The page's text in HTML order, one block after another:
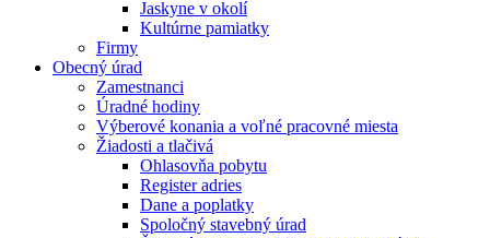
Jaskyne v okolí
Kultúrne pamiatky
Firmy
Obecný úrad
Zamestnanci
Úradné hodiny
Výberové konania a voľné pracovné miesta
Žiadosti a tlačivá
Ohlasovňa pobytu
Register adries
Dane a poplatky
Spoločný stavebný úrad